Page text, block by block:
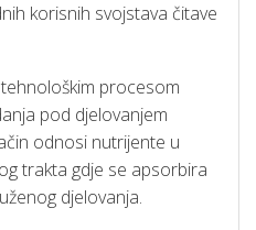
korisnih svojstava čitave
procesom
pod djelovanjem
odnosi nutrijente u
trakta gdje se apsorbira
djelovanja.